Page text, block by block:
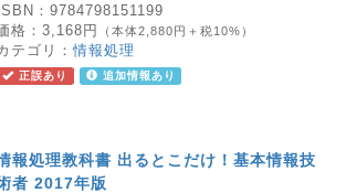
ISBN： 9784798151199
格： 3,168円 （本体2,880円＋税10%）
テゴリ：情報処理
正誤あり 追加情報あり
報処理教科書 出るとこだけ！基本情報技
者 2017年版